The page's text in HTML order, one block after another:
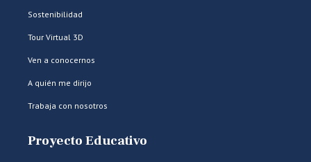
Sostenibilidad
Tour Virtual 3D
Ven a conocernos
A quién me dirijo
Trabaja con nosotros
Proyecto Educativo